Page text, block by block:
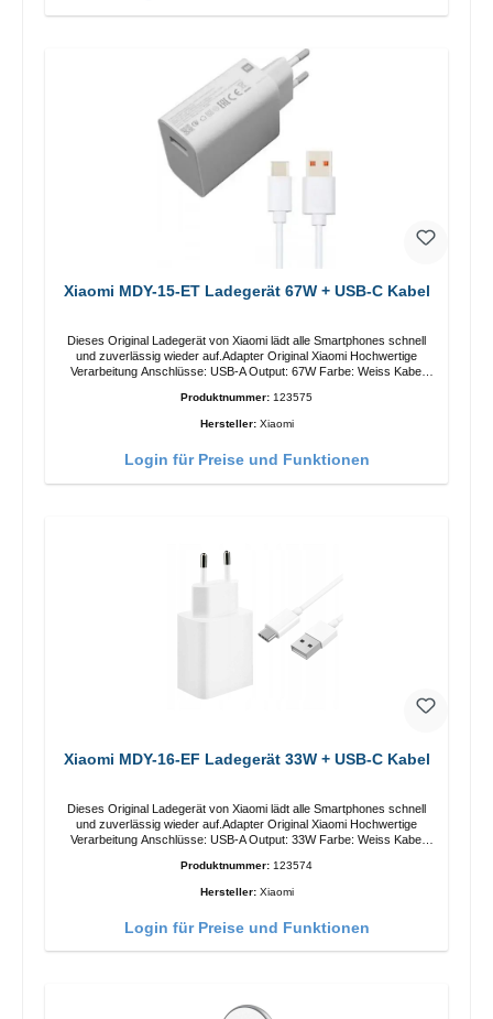
Xiaomi MDY-15-ET Ladegerät 67W + USB-C Kabel
Dieses Original Ladegerät von Xiaomi lädt alle Smartphones schnell
und zuverlässig wieder auf.Adapter Original Xiaomi Hochwertige
Verarbeitung Anschlüsse: USB-A Output: 67W Farbe: Weiss Kabel
Produktnummer: 123575
Hersteller: Xiaomi
Login für Preise und Funktionen
Xiaomi MDY-16-EF Ladegerät 33W + USB-C Kabel
Dieses Original Ladegerät von Xiaomi lädt alle Smartphones schnell
und zuverlässig wieder auf.Adapter Original Xiaomi Hochwertige
Verarbeitung Anschlüsse: USB-A Output: 33W Farbe: Weiss Kabel
Produktnummer: 123574
Hersteller: Xiaomi
Login für Preise und Funktionen